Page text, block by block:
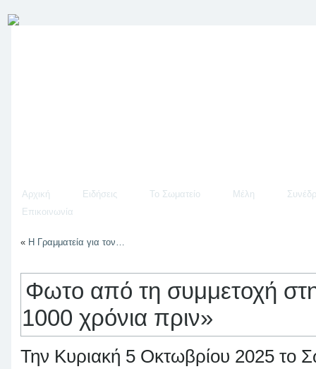
Αρχική Ειδήσεις Το Σωματείο Μέλη
Επικοινωνία
« H Γραμματεία για τον…
Φωτο από τη συμμετοχή
1000 χρόνια πριν»
Την Κυριακή 5 Οκτωβρίου 2025 το